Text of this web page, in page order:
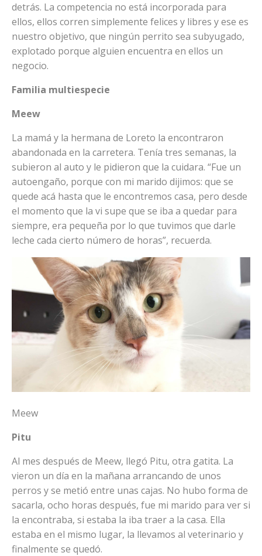
detrás. La competencia no está incorporada para
ellos, ellos corren simplemente felices y libres y ese es
nuestro objetivo, que ningún perrito sea subyugado,
explotado porque alguien encuentra en ellos un
negocio.
Familia multiespecie
Meew
La mamá y la hermana de Loreto la encontraron
abandonada en la carretera. Tenía tres semanas, la
subieron al auto y le pidieron que la cuidara. “Fue un
autoengaño, porque con mi marido dijimos: que se
quede acá hasta que le encontremos casa, pero desde
el momento que la vi supe que se iba a quedar para
siempre, era pequeña por lo que tuvimos que darle
leche cada cierto número de horas”, recuerda.
Meew
Pitu
Al mes después de Meew, llegó Pitu, otra gatita. La
vieron un día en la mañana arrancando de unos
perros y se metió entre unas cajas. No hubo forma de
sacarla, ocho horas después, fue mi marido para ver si
la encontraba, si estaba la iba traer a la casa. Ella
estaba en el mismo lugar, la llevamos al veterinario y
finalmente se quedó.